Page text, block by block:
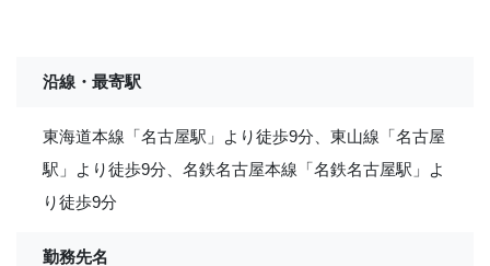
沿線・最寄駅
東海道本線「名古屋駅」より徒歩9分、東山線「名古屋
駅」より徒歩9分、名鉄名古屋本線「名鉄名古屋駅」よ
り徒歩9分
勤務先名